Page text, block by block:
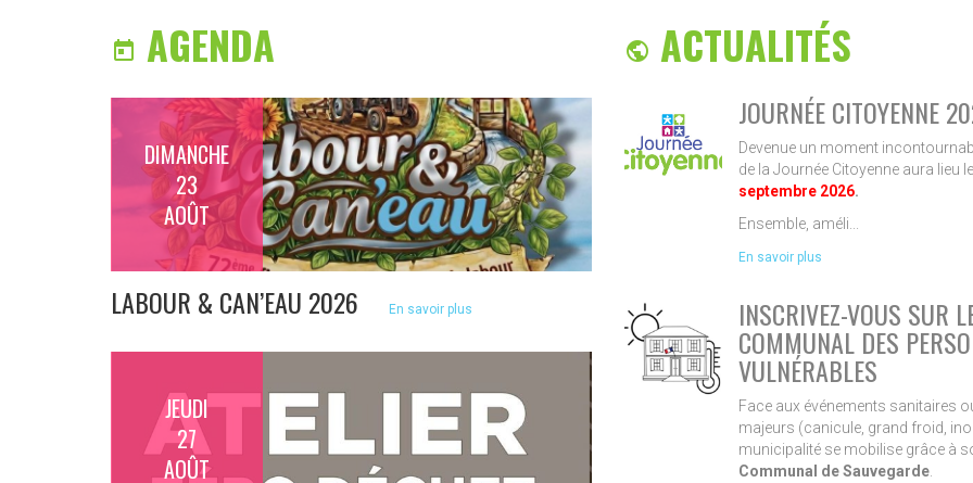
 AGENDA
DIMANCHE
23
AOÛT
LABOUR & CAN’EAU 2026 En savoir plus
JEUDI
27
AOÛT
 ACTUALITÉS
JOURNÉE CITOYENNE
Devenue un moment
de la Journée Citoyenne aura lieu
septembre 2026.
Ensemble, améli...
En savoir plus
INSCRIVEZ-VOUS SUR
COMMUNAL DES
VULNÉRABLES
Face aux événements sanitaires
majeurs (canicule, grand froid,
municipalité se mobilise grâce à
Communal de Sauvegarde.